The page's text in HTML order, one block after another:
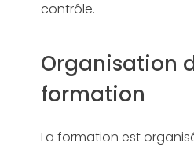
contrôle.
Organisation
formation
La formation est